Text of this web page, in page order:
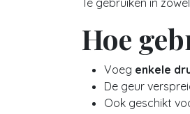
Te gebruiken in zowel
Hoe
Voeg enkele
De geur
Ook geschikt